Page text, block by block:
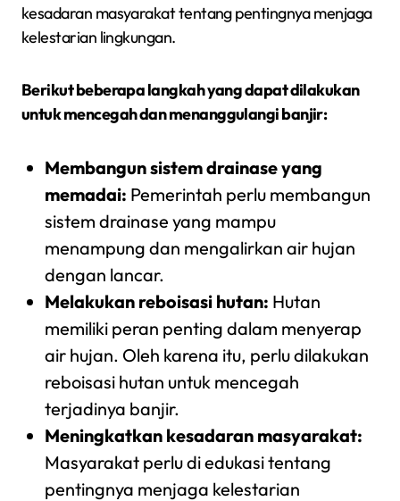
kesadaran masyarakat tentang pentingnya menjaga
kelestarian lingkungan.
Berikut beberapa langkah yang dapat dilakukan
untuk mencegah dan menanggulangi banjir:
Membangun sistem drainase yang
memadai: Pemerintah perlu membangun
sistem drainase yang mampu
menampung dan mengalirkan air hujan
dengan lancar.
Melakukan reboisasi hutan: Hutan
memiliki peran penting dalam menyerap
air hujan. Oleh karena itu, perlu dilakukan
reboisasi hutan untuk mencegah
terjadinya banjir.
Meningkatkan kesadaran masyarakat:
Masyarakat perlu di edukasi tentang
pentingnya menjaga kelestarian